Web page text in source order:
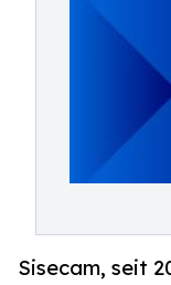
Sisecam, seit